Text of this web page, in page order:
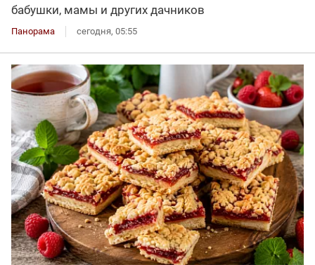
бабушки, мамы и других дачников
Панорама сегодня, 05:55